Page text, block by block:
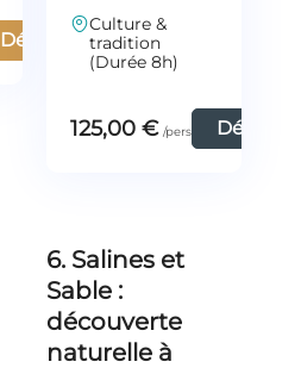
Découvrir
Culture &
tradition
(Durée 8h)
125,00 €
6. Salines et
Sable :
découverte
naturelle à